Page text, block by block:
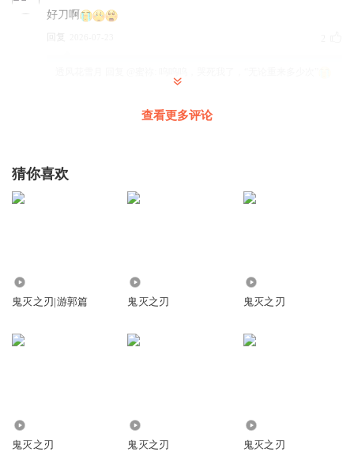
好刀啊
回复
被某黄狗刀死的读书人
后面这段真的好刀
程程的爹妈123
查看更多评论
猜你喜欢
鬼灭之刃|游郭篇 鬼灭之刃 鬼灭之刃
鬼灭之刃 鬼灭之刃 鬼灭之刃